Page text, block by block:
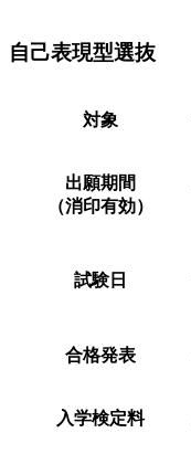
自己表現型選抜
対象
出願期間
（消印有効）
試験日
合格発表
入学検定料